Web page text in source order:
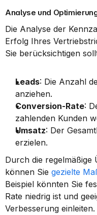
Analyse und
Die Analyse der
Erfolg Ihres
Sie berücksichtigen
Leads: Die Anzahl
anziehen.
Conversion-Rate:
zahlenden Kunden
Umsatz: Der
erzielen.
Durch die
können Sie gezielte
Beispiel könnten Sie
Rate niedrig ist und
Verbesserung